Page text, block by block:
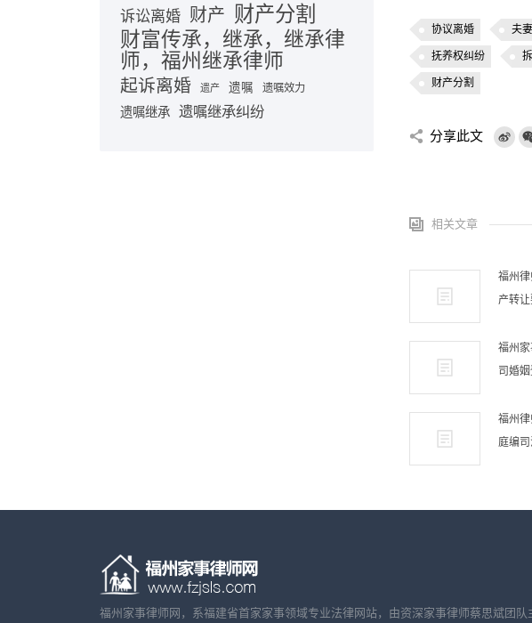
协议离婚 夫
抚养权纠纷
财产分割
分享此文
相关文章
福州
产转让
福州
司婚
福州
庭编
诉讼离婚 财产 财产分割
财富传承，继承，继承律
师，福州继承律师
起诉离婚 遗产 遗嘱 遗嘱效力
遗嘱继承 遗嘱继承纠纷
福州家事律师网，系福建省首家家事领域专业法律网站，由资深家事律师蔡思斌团队